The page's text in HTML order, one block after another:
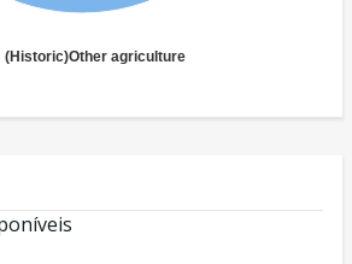
(Historic)Other agriculture